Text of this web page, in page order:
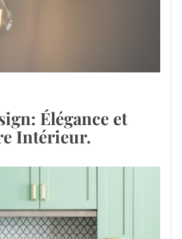
Élégance et
Intérieur.